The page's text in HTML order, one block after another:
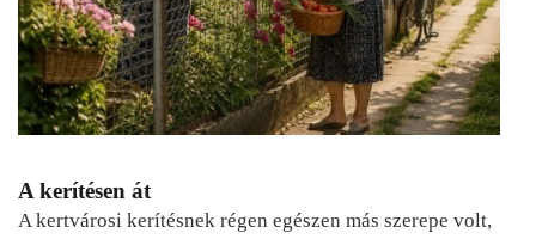
A kerítésen át
A kertvárosi kerítésnek régen egészen más szerepe volt,